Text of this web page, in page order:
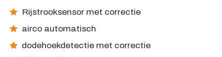
Rijstrooksensor met correctie
airco automatisch
dodehoekdetectie met correctie